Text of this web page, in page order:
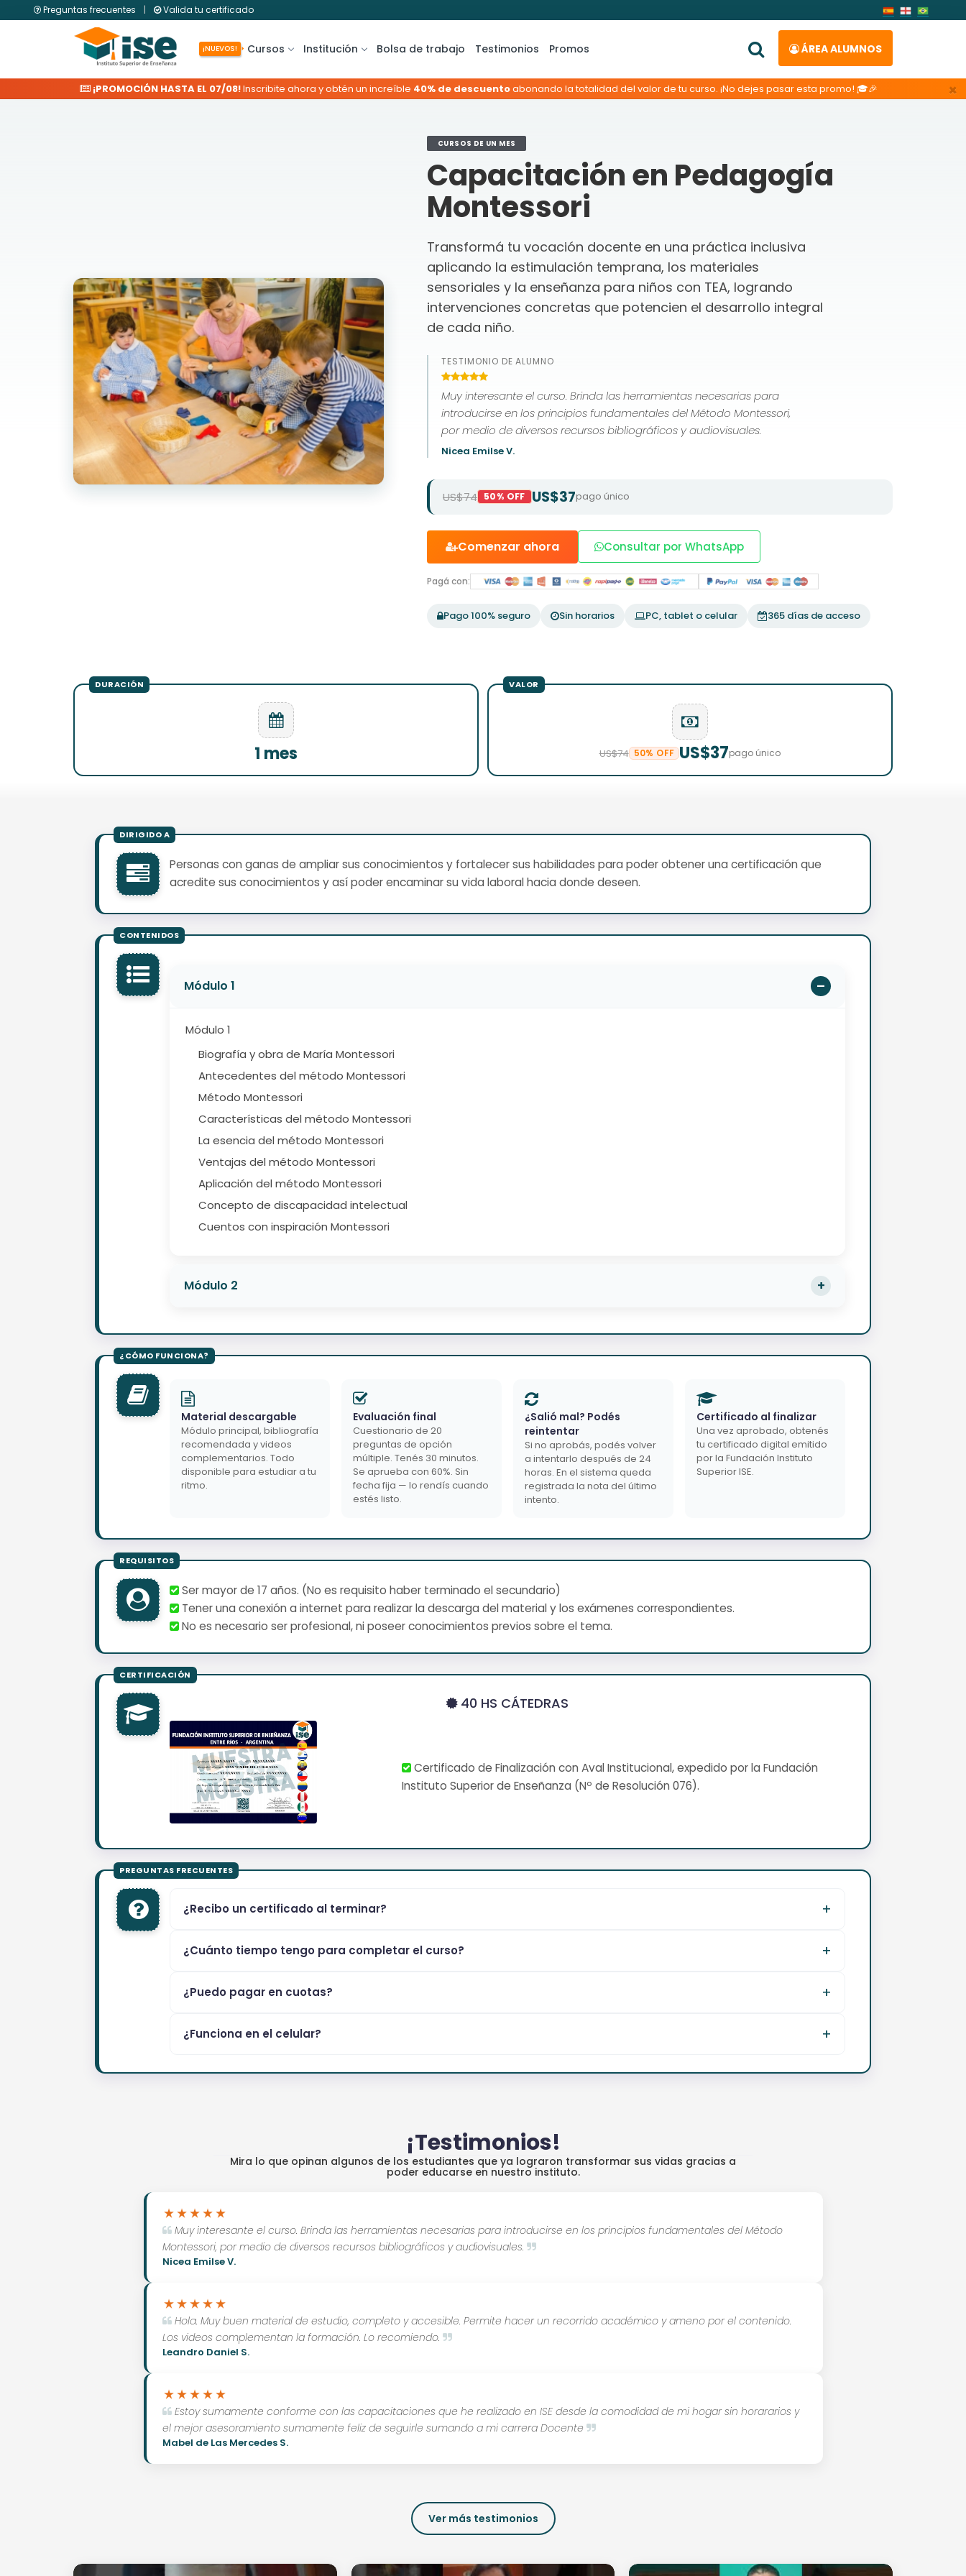
Preguntas frecuentes | Valida tu certificado
¡NUEVOS! Cursos Institución Bolsa de trabajo Testimonios Promos ÁREA ALUMNOS
×
¡PROMOCIÓN HASTA EL 07/08!Inscribite ahora y obtén un increíble 40% de descuentoabonando la totalidad del valor de tu curso. ¡No dejes pasar esta promo! 🎓🎉
CURSOS DE UN MES
Capacitación en Pedagogía
Montessori
Transformá tu vocación docente en una práctica inclusiva
aplicando la estimulación temprana, los materiales
sensoriales y la enseñanza para niños con TEA, logrando
intervenciones concretas que potencien el desarrollo integral
de cada niño.
TESTIMONIO DE ALUMNO
Muy interesante el curso. Brinda las herramientas necesarias para
introducirse en los principios fundamentales del Método Montessori,
por medio de diversos recursos bibliográficos y audiovisuales.
Nicea Emilse V.
US$74 50% OFF US$37pago único
Comenzar ahora Consultar por WhatsApp
Pagá con:
Pago 100% seguro Sin horarios PC, tablet o celular 365 días de acceso
1 mes US$74 50% OFF US$37pago único
Personas con ganas de ampliar sus conocimientos y fortalecer sus habilidades para poder obtener una certificación que
acredite sus conocimientos y así poder encaminar su vida laboral hacia donde deseen.
Módulo 1
Módulo 1
Biografía y obra de María Montessori
Antecedentes del método Montessori
Método Montessori
Características del método Montessori
La esencia del método Montessori
Ventajas del método Montessori
Aplicación del método Montessori
Concepto de discapacidad intelectual
Cuentos con inspiración Montessori
Módulo 2
Material descargable
Módulo principal, bibliografía
recomendada y videos
complementarios. Todo
disponible para estudiar a tu
ritmo.
Evaluación final
Cuestionario de 20
preguntas de opción
múltiple. Tenés 30 minutos.
Se aprueba con 60%. Sin
fecha fija — lo rendís cuando
estés listo.
¿Salió mal? Podés
reintentar
Si no aprobás, podés volver
a intentarlo después de 24
horas. En el sistema queda
registrada la nota del último
intento.
Certificado al finalizar
Una vez aprobado, obtenés
tu certificado digital emitido
por la Fundación Instituto
Superior ISE.
Ser mayor de 17 años. (No es requisito haber terminado el secundario)
Tener una conexión a internet para realizar la descarga del material y los exámenes correspondientes.
No es necesario ser profesional, ni poseer conocimientos previos sobre el tema.
40 HS CÁTEDRAS
Certificado de Finalización con Aval Institucional, expedido por la Fundación
Instituto Superior de Enseñanza (Nº de Resolución 076).
¿Recibo un certificado al terminar?
¿Cuánto tiempo tengo para completar el curso?
¿Puedo pagar en cuotas?
¿Funciona en el celular?
¡Testimonios!
Mira lo que opinan algunos de los estudiantes que ya lograron transformar sus vidas gracias a
poder educarse en nuestro instituto.
Muy interesante el curso. Brinda las herramientas necesarias para introducirse en los principios fundamentales del Método
Montessori, por medio de diversos recursos bibliográficos y audiovisuales.
Nicea Emilse V.
Hola. Muy buen material de estudio, completo y accesible. Permite hacer un recorrido académico y ameno por el contenido.
Los videos complementan la formación. Lo recomiendo.
Leandro Daniel S.
Estoy sumamente conforme con las capacitaciones que he realizado en ISE desde la comodidad de mi hogar sin horararios y
el mejor asesoramiento sumamente feliz de seguirle sumando a mi carrera Docente
Mabel de Las Mercedes S.
Ver más testimonios